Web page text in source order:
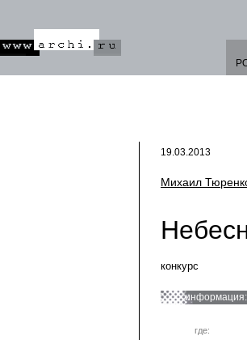
19.03.2013
Михаил
конкурс
информация:
где: